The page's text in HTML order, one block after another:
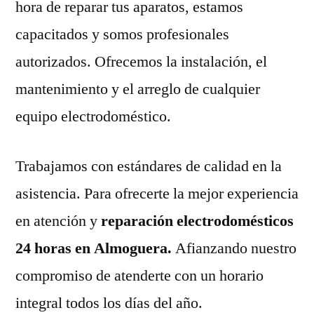
hora de reparar tus aparatos, estamos
capacitados y somos profesionales
autorizados. Ofrecemos la instalación, el
mantenimiento y el arreglo de cualquier
equipo electrodoméstico.
Trabajamos con estándares de calidad en la
asistencia. Para ofrecerte la mejor experiencia
en atención yreparación electrodomésticos
24 horas en Almoguera. Afianzando nuestro
compromiso de atenderte con un horario
integral todos los días del año.